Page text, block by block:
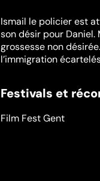
Ismail le policier est
son désir pour Daniel.
grossesse non
l’immigration
Festivals et
Film Fest Gent